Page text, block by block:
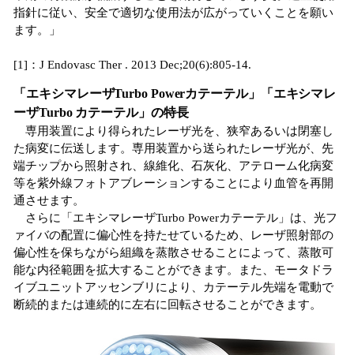
指針に従い、安全で適切な使用法が広がっていくことを願い
ます。」
[1]：J Endovasc Ther . 2013 Dec;20(6):805-14.
「エキシマレーザTurbo Powerカテーテル」「エキシマレ
ーザTurbo カテーテル」の特長
専用装置により得られたレーザ光を、狭窄あるいは閉塞し
た病変に伝送します。専用装置から送られたレーザ光が、先
端チップから照射され、線維化、石灰化、アテローム化病変
等を紫外線フォトアブレーションすることにより血管を再開
通させます。
さらに「エキシマレーザTurbo Powerカテーテル」は、光フ
ァイバの配置に偏心性を持たせているため、レーザ照射部の
偏心性を保ちながら組織を蒸散させることによって、蒸散可
能な内径範囲を拡大することができます。また、モータドラ
イブユニットアッセンブリにより、カテーテル先端を電動で
断続的または連続的に左右に回転させることができます。